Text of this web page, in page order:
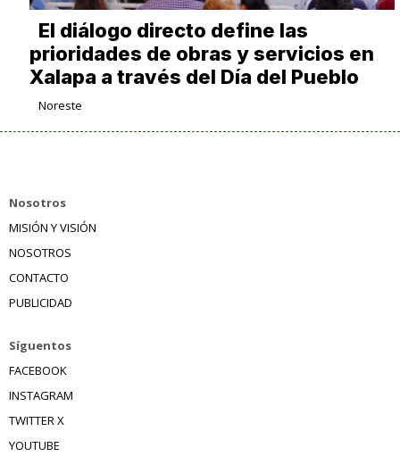
El diálogo directo define las
prioridades de obras y servicios en
Xalapa a través del Día del Pueblo
Noreste
Nosotros
MISIÓN Y VISIÓN
NOSOTROS
CONTACTO
PUBLICIDAD
Síguentos
FACEBOOK
INSTAGRAM
TWITTER X
YOUTUBE